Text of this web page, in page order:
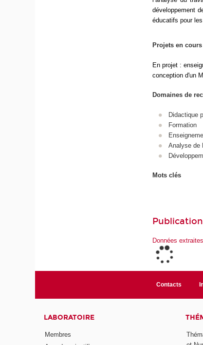
développement
éducatifs pour
Projets en cours
En projet :
conception d'un
Domaines de
Didactique
Formation
Analyse de
Mots clés
Données
Contacts
LABORATOIRE
Membres